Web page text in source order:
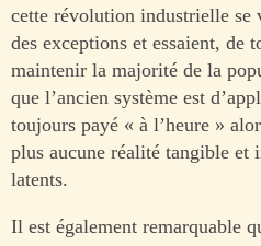
cette révolution industrielle se
des exceptions et essaient, de
maintenir la majorité de la
que l’ancien système est
toujours payé « à l’heure »
plus aucune réalité tangible et
latents.
Il est également remarquable